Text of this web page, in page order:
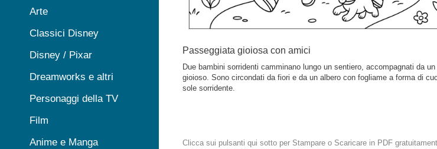
Passeggiata gioiosa con amici
Due bambini sorridenti camminano lungo un sentiero, accompagnati da un
gioioso. Sono circondati da fiori e da un albero con fogliame a forma di
sole sorridente.
Clicca sui pulsanti qui sotto per Stampare o Scaricare in PDF
Arte
Classici Disney
Disney / Pixar
Dreamworks e altri
Personaggi della TV
Film
Anime e Manga